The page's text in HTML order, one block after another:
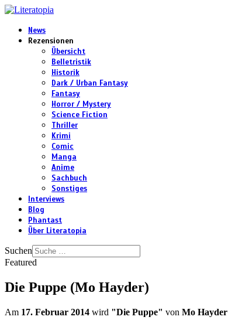
News
Rezensionen
Übersicht
Belletristik
Historik
Dark / Urban Fantasy
Fantasy
Horror / Mystery
Science Fiction
Thriller
Krimi
Comic
Manga
Anime
Sachbuch
Sonstiges
Interviews
Blog
Phantast
Über Literatopia
Suchen
Featured
Die Puppe (Mo Hayder)
Am 17. Februar 2014 wird "Die Puppe" von Mo Hayder